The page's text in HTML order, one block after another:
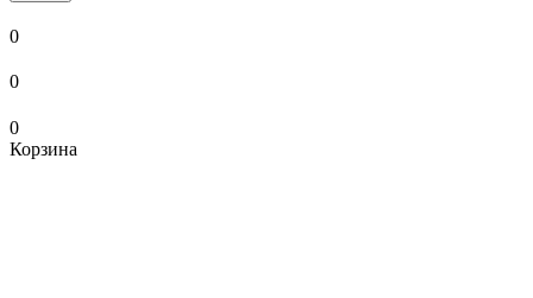
0
0
0
Корзина